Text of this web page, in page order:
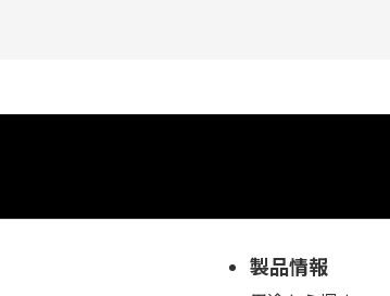
製品情報